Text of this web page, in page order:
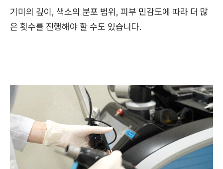
기미의 깊이, 색소의 분포 범위, 피부 민감도에 따라 더 많
은 횟수를 진행해야 할 수도 있습니다.